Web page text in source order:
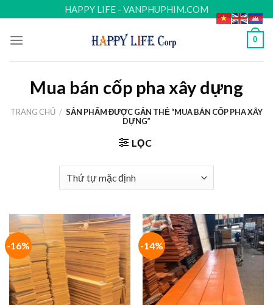
to
content
HAPPY LIFE - VANPHUPHIM.COM
0
Mua bán cốp pha xây dựng
TRANG CHỦ / SẢN PHẨM ĐƯỢC GẮN THẺ “MUA BÁN CỐP PHA XÂY
DỰNG”
LỌC
-16% -14%